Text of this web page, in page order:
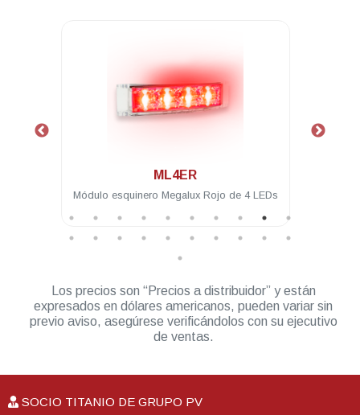
ML4IA-1
Módulo intermedio Megalux Ámbar de 4
Los precios son “Precios a distribuidor” y están
expresados en dólares americanos, pueden variar sin
previo aviso, asegúrese verificándolos con su ejecutivo
de ventas.
SOCIO TITANIO DE GRUPO PV